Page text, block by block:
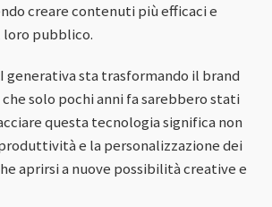
creare contenuti più efficaci e
pubblico.
generativa sta trasformando il brand
solo pochi anni fa sarebbero stati
questa tecnologia significa non
e la personalizzazione dei
aprirsi a nuove possibilità creative e